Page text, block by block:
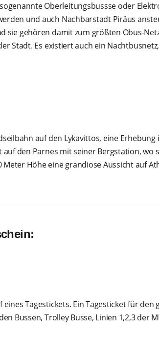
Oberleitungsbussse oder
und auch Nachbarstadt Piräus
sie gehören damit zum größten Obus-
Stadt. Es existiert auch ein
auf den Lykavittos, eine
den Parnes mit seiner Bergstation, wo
Höhe eine grandiose Aussicht auf
Tagestickets. Ein Tagesticket für
Bussen, Trolley Busse, Linien 1,2,3 der